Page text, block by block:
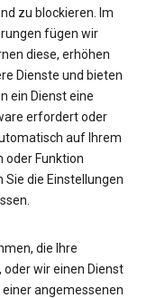
zu blockieren. Im
fügen wir
diese, erhöhen
Dienste und bieten
ein Dienst eine
erfordert oder
auf Ihrem
oder Funktion
Sie die Einstellungen
die Ihre
wir einen Dienst
angemessenen